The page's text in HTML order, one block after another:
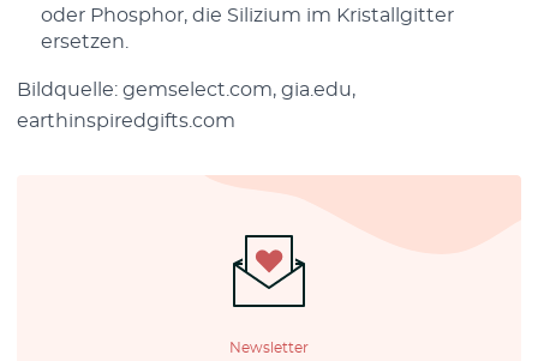
oder Phosphor, die Silizium im Kristallgitter
ersetzen.
Bildquelle: gemselect.com, gia.edu,
earthinspiredgifts.com
Newsletter